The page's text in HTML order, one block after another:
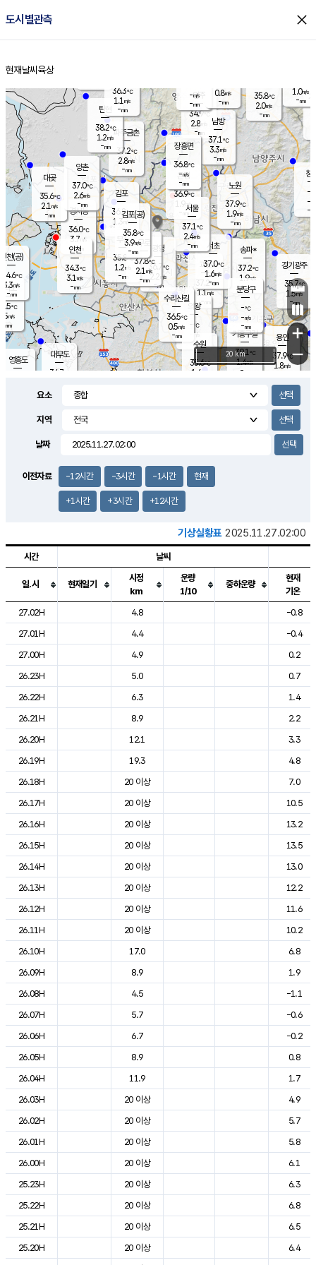
도시별관측 close
홈
현재날씨 육상
의도
℃
m/s
mm
영흥도
양주
34.9℃
2.8
-mm
과천
37.2℃
1.1m/s
- mm
용인
37.9℃
1.8m/s
경기광주
35.7℃
1.5m/s
-mm
3.7m/s
대부도
34.7
경서동
36.0℃
3.7 m/s
-mm
파주금촌
37.2℃
2.8m/s
-mm
35.8℃
2.0m/s
-mm
대곶
35.6℃
2.1 m/s
-mm
창
-
-m/
-
탄현
38.2℃
1.2m/s
-mm
1.0m/s
-mm
의왕
- ℃
m/s
mm
김포
36.8℃
1.3 m/s
mm
광명
36.7 ℃
2.2 m/s
-mm
부천
35.8℃
1.2m/s
-mm
양촌
37.0℃
2.6m/s
-mm
구로
37.8℃
2.1 m/s
-mm
은평
36.9℃
1.9 m/s
- mm
노원
37.9℃
1.9m/s
-mm
송파*
37.2℃
1.9m/s
-mm
서초
37.0℃
1.6m/s
-mm
남방
37.1℃
3.3m/s
-mm
기흥구갈
39.1℃
1.4m/s
-
수리산길
36.5℃
0.5m/s
-mm
분당구
-℃
-m/s
-mm
장흥면
36.8℃
-m/s
-mm
-m/s
-mm
인천(공)
34.6℃
3.3m/s
-mm
김포(공)
35.8℃
3.9m/s
-mm
수원
35.6℃
1.6 m/s
인천
34.3℃
3.1 m/s
-mm
서울
37.1℃
2.4m/s
-mm
36.3℃
1.1 m/s
-mm
0.8m/s
-mm
+
−
20 km
요소
지역
날짜
이전자료 -12시간 -3시간 -1시간 현재
+1시간 +3시간 +12시간
기상실황표 2025.11.27.02:00
도시별 기상실황표로 지점, 날씨, 기온, 강수, 바람, 기압등을 안내한 표입
시간 날씨
일.시 현재일기
시정
km
운량
1/10
중하운량
현재
기온
27.02H
4.8
-0.8
27.01H
4.4
-0.4
27.00H
4.9
0.2
26.23H
5.0
0.7
26.22H
6.3
1.4
26.21H
8.9
2.2
26.20H
12.1
3.3
26.19H
19.3
4.8
26.18H
20 이상
7.0
26.17H
20 이상
10.5
26.16H
20 이상
13.2
26.15H
20 이상
13.5
26.14H
20 이상
13.0
26.13H
20 이상
12.2
26.12H
20 이상
11.6
26.11H
20 이상
10.2
26.10H
17.0
6.8
26.09H
8.9
1.9
26.08H
4.5
-1.1
26.07H
5.7
-0.6
26.06H
6.7
-0.2
26.05H
8.9
0.8
26.04H
11.9
1.7
26.03H
20 이상
4.9
26.02H
20 이상
5.7
26.01H
20 이상
5.8
26.00H
20 이상
6.1
25.23H
20 이상
6.3
25.22H
20 이상
6.8
25.21H
20 이상
6.5
25.20H
20 이상
6.4